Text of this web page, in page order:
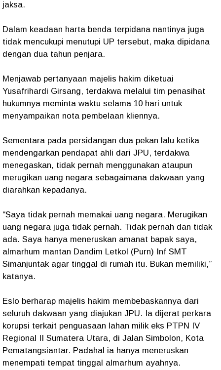
jaksa.
Dalam keadaan harta benda terpidana nantinya juga
tidak mencukupi menutupi UP tersebut, maka dipidana
dengan dua tahun penjara.
Menjawab pertanyaan majelis hakim diketuai
Yusafrihardi Girsang, terdakwa melalui tim penasihat
hukumnya meminta waktu selama 10 hari untuk
menyampaikan nota pembelaan kliennya.
Sementara pada persidangan dua pekan lalu ketika
mendengarkan pendapat ahli dari JPU, terdakwa
menegaskan, tidak pernah menggunakan ataupun
merugikan uang negara sebagaimana dakwaan yang
diarahkan kepadanya.
“Saya tidak pernah memakai uang negara. Merugikan
uang negara juga tidak pernah. Tidak pernah dan tidak
ada. Saya hanya meneruskan amanat bapak saya,
almarhum mantan Dandim Letkol (Purn) Inf SMT
Simanjuntak agar tinggal di rumah itu. Bukan memiliki,”
katanya.
Eslo berharap majelis hakim membebaskannya dari
seluruh dakwaan yang diajukan JPU. Ia dijerat perkara
korupsi terkait penguasaan lahan milik eks PTPN IV
Regional II Sumatera Utara, di Jalan Simbolon, Kota
Pematangsiantar. Padahal ia hanya meneruskan
menempati tempat tinggal almarhum ayahnya.